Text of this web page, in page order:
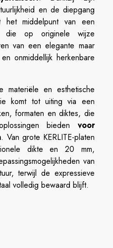
en de diepgang
middelpunt van een
die op originele wijze
van een elegante maar
onmiddellijk herkenbare
materiële en esthetische
komt tot uiting via een
formaten en diktes, die
bieden voor
. Van grote KERLITE-platen
dikte en 20 mm,
van
terwijl de expressieve
volledig bewaard blijft.